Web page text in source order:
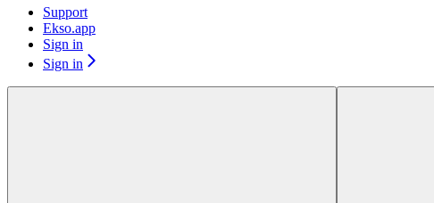
Support
Ekso.app
Sign in
Sign in